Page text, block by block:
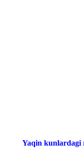
Yaqin kunlardagi